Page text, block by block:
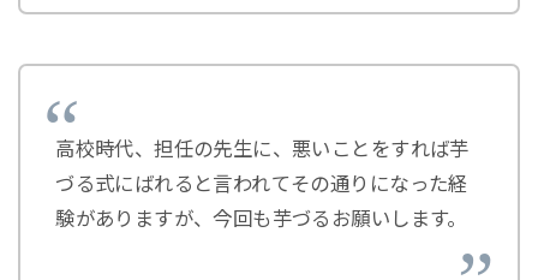
高校時代、担任の先生に、悪いことをすれば芋
づる式にばれると言われてその通りになった経
験がありますが、今回も芋づるお願いします。